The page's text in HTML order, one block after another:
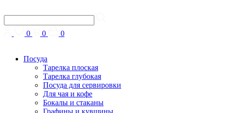
0 0 0
Посуда
Тарелка плоская
Тарелка глубокая
Посуда для сервировки
Для чая и кофе
Бокалы и стаканы
Графины и кувшины